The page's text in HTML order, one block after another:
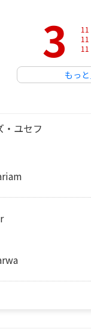
3 11
11
11
もっ
・ユセフ